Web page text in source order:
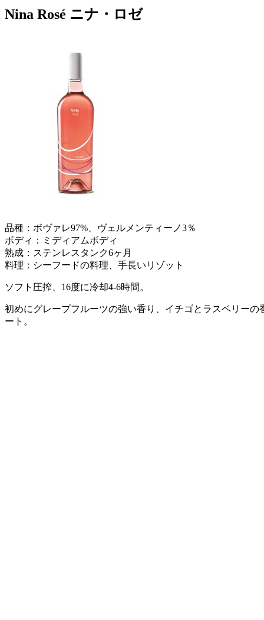
Nina Rosé ニナ・ロゼ
品種：ボヴァレ97%、ヴェルメンティーノ3％
ボディ：ミディアムボディ
熟成：ステンレスタンク6ヶ月
料理：シーフードの料理、手長いリゾット
ソフト圧搾、16度に冷却4-6時間。
初めにグレープフルーツの強い香り、イチゴとラスベリー
ート。